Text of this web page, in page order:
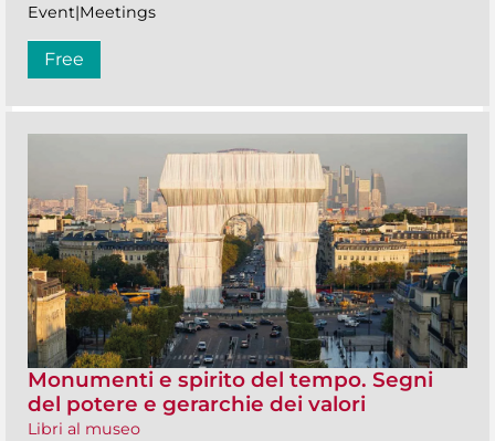
Event|Meetings
Free
Monumenti e spirito del tempo. Segni
del potere e gerarchie dei valori
Libri al museo